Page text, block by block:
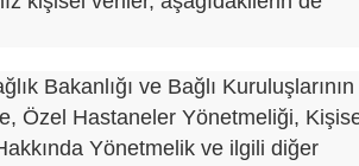
Bakanlığı ve Bağlı Kuruluşlarının
Özel Hastaneler Yönetmeliği,
Yönetmelik ve ilgili diğer